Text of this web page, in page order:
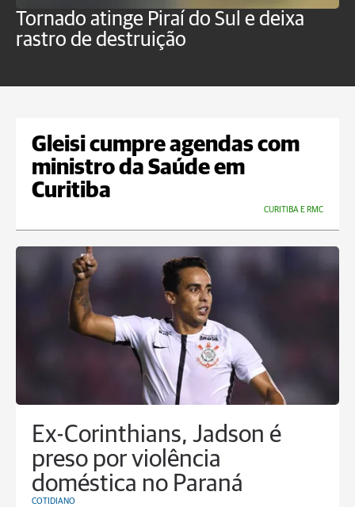
Tornado atinge Piraí do Sul e deixa
rastro de destruição
Gleisi cumpre agendas com
ministro da Saúde em
Curitiba
CURITIBA E RMC
Ex-Corinthians, Jadson é
preso por violência
doméstica no Paraná
COTIDIANO